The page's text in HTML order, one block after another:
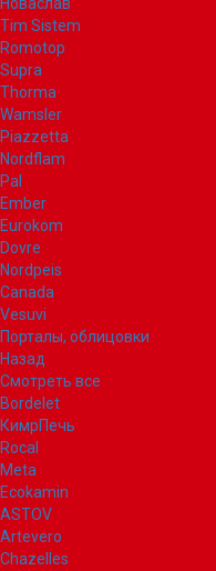
Tim Sistem
Romotop
Supra
Thorma
Wamsler
Piazzetta
Nordflam
Pal
Ember
Eurokom
Dovre
Nordpeis
Canada
Vesuvi
Порталы, облицовки
Назад
Смотреть все
Bordelet
КимрПечь
Rocal
Meta
Ecokamin
ASTOV
Artevero
Chazelles